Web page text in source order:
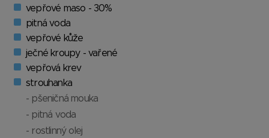
vepřové maso - 30%
pitná voda
vepřové kůže
ječné kroupy - vařené
vepřová krev
strouhanka
- pšeničná mouka
- pitná voda
- rostlinný olej